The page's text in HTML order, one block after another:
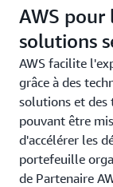
AWS pour
solutions
AWS facilite
grâce à des
solutions et des
pouvant être
d'accélérer les
portefeuille
de Partenaire